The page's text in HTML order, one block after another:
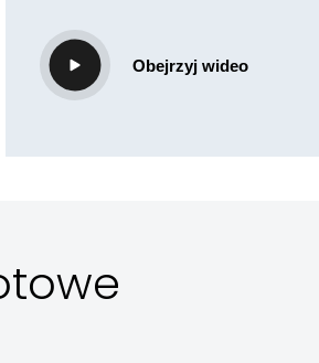
Obejrzyj wideo